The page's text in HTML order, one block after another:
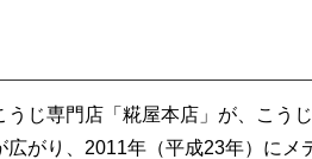
じ専門店「糀屋本店」が、こう
広がり、2011年（平成23年）にメ